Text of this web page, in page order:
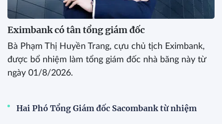
Eximbank có tân tổng giám đốc
Bà Phạm Thị Huyền Trang, cựu chủ tịch Eximbank,
được bổ nhiệm làm tổng giám đốc nhà băng này từ
ngày 01/8/2026.
Hai Phó Tổng Giám đốc Sacombank từ nhiệm